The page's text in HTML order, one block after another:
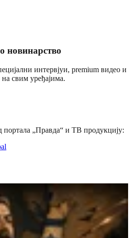
новинарство
интервјуи, premium видео и
свим уређајима.
„Правда“ и ТВ продукцију: